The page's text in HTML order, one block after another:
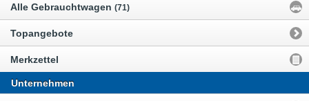
Alle Gebrauchtwagen (71)
Topangebote
Merkzettel
Unternehmen